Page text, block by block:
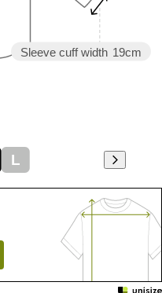
Sleeve cuff width 19cm
L